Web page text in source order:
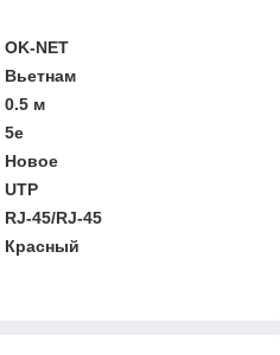
OK-NET
Вьетнам
0.5 м
5e
Новое
UTP
RJ-45/RJ-45
Красный